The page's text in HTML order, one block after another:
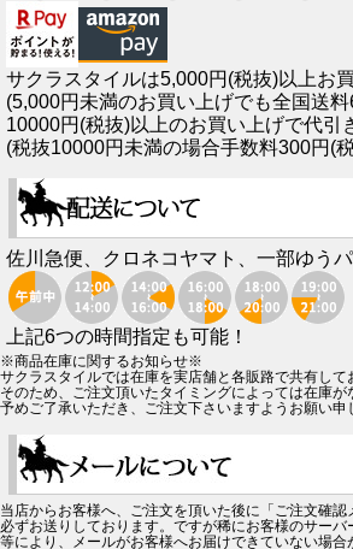
サクラスタイルは5,000円(税抜)以上お
(5,000円未満のお買い上げでも全国送
10000円(税抜)以上のお買い上げで代引
(税抜10000円未満の場合手数料300円(
佐川急便、クロネコヤマト、一部ゆう
上記6つの時間指定も可能！
※商品在庫に関するお知らせ※
サクラスタイルでは在庫を実店舗と各販路で共有して
そのため、ご注文頂いたタイミングによっては在庫が
予めご了承いただき、ご注文下さいますようお願い申
当店からお客様へ、ご注文を頂いた後に「ご注文確
必ずお送りしております。ですが稀にお客様のサー
等により、メールがお客様へお届けできていない場合